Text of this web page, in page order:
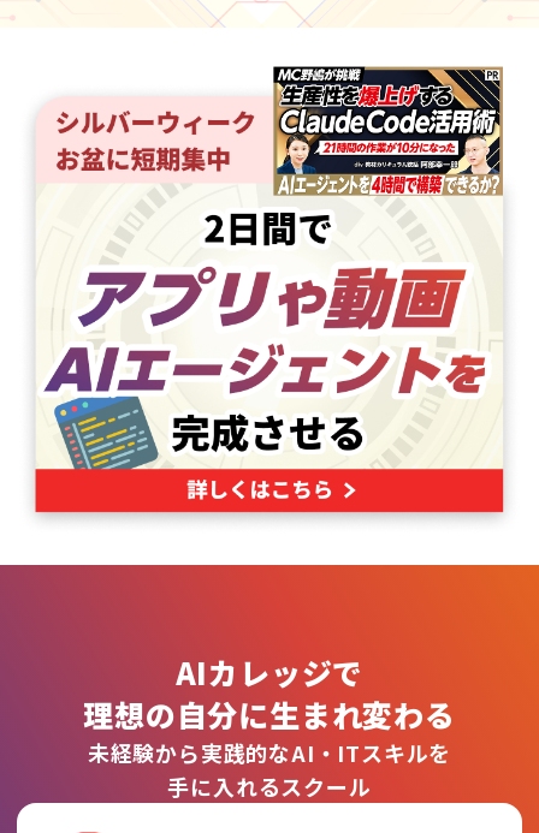
AIカレッジで
理想の自分に生まれ変わる
未経験から実践的なAI・ITスキルを
手に入れるスクール